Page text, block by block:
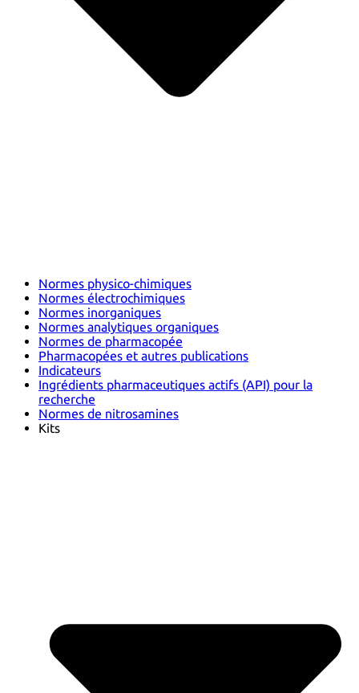
Normes physico-chimiques
Normes électrochimiques
Normes inorganiques
Normes analytiques organiques
Normes de pharmacopée
Pharmacopées et autres publications
Indicateurs
Ingrédients pharmaceutiques actifs (API) pour la
recherche
Normes de nitrosamines
Kits